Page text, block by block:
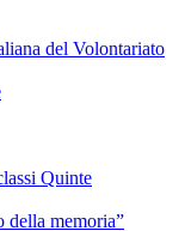
del Volontariato
Quinte
della memoria”